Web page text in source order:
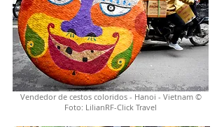
Vendedor de cestos coloridos - Hanoi - Vietnam ©
Foto: LilianRF-Click Travel